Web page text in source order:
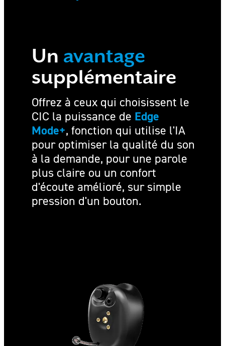
Un avantage
supplémentaire
Offrez à ceux qui choisissent le
CIC la puissance de Edge
Mode+, fonction qui utilise l'IA
pour optimiser la qualité du son
à la demande, pour une parole
plus claire ou un confort
d'écoute amélioré, sur simple
pression d'un bouton.